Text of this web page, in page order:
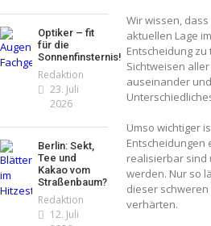
Wir wissen,
aktuellen Lage
Entscheidung
Sichtweisen
auseinander
Umso wichtiger
Entscheidungen
realisierbar sind
werden. Nur so
dieser
verhärten.
Optiker – fit
für die
Sonnenfinsternis!
Redaktion
23. Juli
2026
Berlin: Sekt,
Tee und
Kakao vom
Straßenbaum?
Redaktion
12. Juli